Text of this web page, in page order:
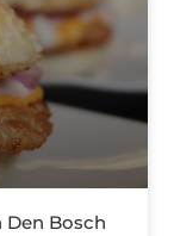
Den Bosch